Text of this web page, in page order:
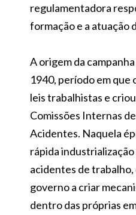
regulamentadora
formação e a atuação
A origem da
1940, período em que
leis trabalhistas e
Comissões Internas
Acidentes. Naquela
rápida
acidentes de
governo a criar
dentro das próprias